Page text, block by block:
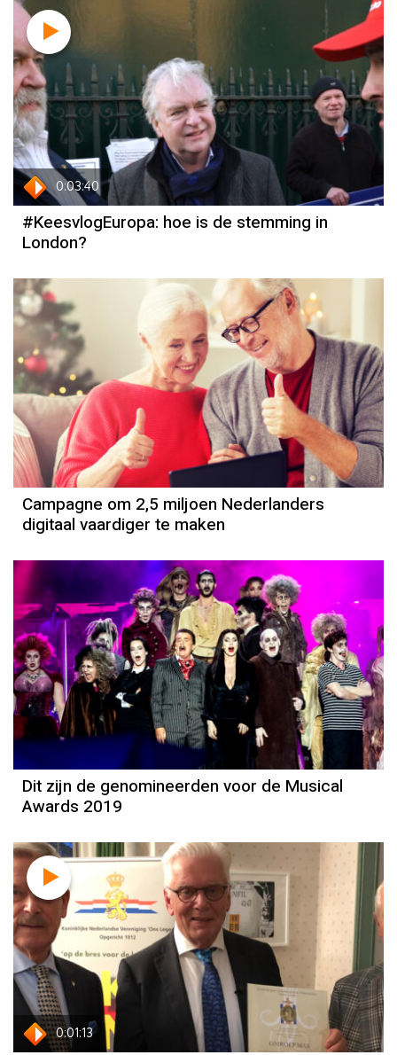
0:03:40
Column
Kees Boonman
#KeesvlogEuropa: hoe is de stemming in
London?
Campagne om 2,5 miljoen Nederlanders
digitaal vaardiger te maken
Dit zijn de genomineerden voor de Musical
Awards 2019
0:01:13